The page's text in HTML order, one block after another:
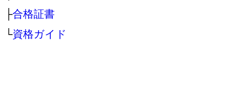
├合格証書
└資格ガイド